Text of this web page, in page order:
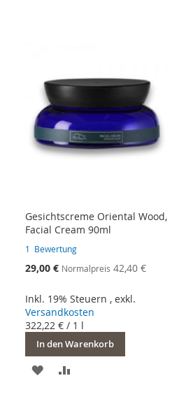
Gesichtscreme Oriental Wood,
Facial Cream 90ml
1 Bewertung
Sonderangebot
29,00 € Normalpreis 42,40 €
Inkl. 19% Steuern ,exkl.
Versandkosten
322,22 € / 1 l
In den Warenkorb
ZUR